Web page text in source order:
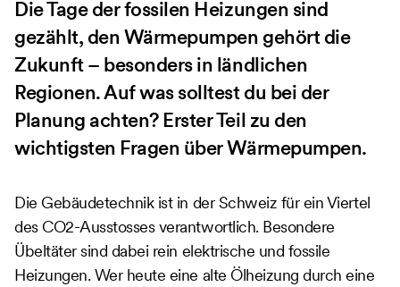
Die Tage der fossilen Heizungen sind
gezählt, den Wärmepumpen gehört die
Zukunft – besonders in ländlichen
Regionen. Auf was solltest du bei der
Planung achten? Erster Teil zu den
wichtigsten Fragen über Wärmepumpen.
Die Gebäudetechnik ist in der Schweiz für ein Viertel
des CO2-Ausstosses verantwortlich. Besondere
Übeltäter sind dabei rein elektrische und fossile
Heizungen. Wer heute eine alte Ölheizung durch eine